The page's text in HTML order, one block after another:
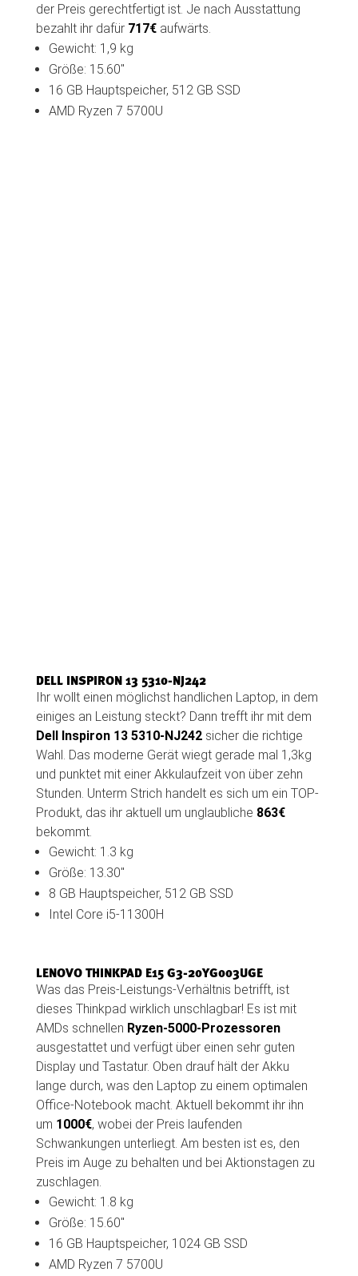
der Preis gerechtfertigt ist. Je nach Ausstattung
bezahlt ihr dafür 717€aufwärts.
Gewicht: 1,9 kg
Größe: 15.60″
16 GB Hauptspeicher, 512 GB SSD
AMD Ryzen 7 5700U
DELL INSPIRON 13 5310-NJ242
Ihr wollt einen möglichst handlichen Laptop, in dem
einiges an Leistung steckt? Dann trefft ihr mit dem
Dell Inspiron 13 5310-NJ242sicher die richtige
Wahl. Das moderne Gerät wiegt gerade mal 1,3kg
und punktet mit einer Akkulaufzeit von über zehn
Stunden. Unterm Strich handelt es sich um ein TOP-
Produkt, das ihr aktuell um unglaubliche 863€
bekommt.
Gewicht: 1.3 kg
Größe: 13.30″
8 GB Hauptspeicher, 512 GB SSD
Intel Core i5-11300H
LENOVO THINKPAD E15 G3-20YG003UGE
Was das Preis-Leistungs-Verhältnis betrifft, ist
dieses Thinkpad wirklich unschlagbar! Es ist mit
AMDs schnellen Ryzen-5000-Prozessoren
ausgestattet und verfügt über einen sehr guten
Display und Tastatur. Oben drauf hält der Akku
lange durch, was den Laptop zu einem optimalen
Office-Notebook macht. Aktuell bekommt ihr ihn
um 1000€, wobei der Preis laufenden
Schwankungen unterliegt. Am besten ist es, den
Preis im Auge zu behalten und bei Aktionstagen zu
zuschlagen.
Gewicht: 1.8 kg
Größe: 15.60″
16 GB Hauptspeicher, 1024 GB SSD
AMD Ryzen 7 5700U